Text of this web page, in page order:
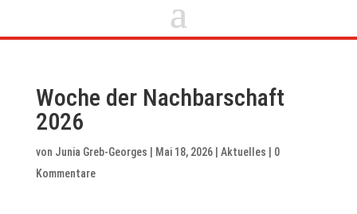
Woche der Nachbarschaft
2026
von Junia Greb-Georges Mai 18, 2026| Aktuelles
0
Kommentare